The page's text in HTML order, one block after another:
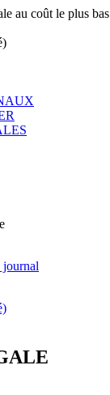
au coût le plus bas
journal